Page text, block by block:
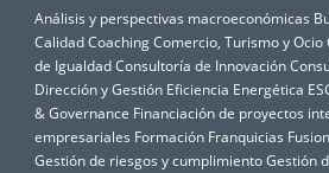
Análisis y perspectivas macroeconómicas
CalidadCoachingComercio, Turismo y Ocio
de IgualdadConsultoría de Innovación
Dirección y Gestión Eficiencia Energética
& Governance Financiación de proyectos
empresariales Formación Franquicias
Gestión de riesgos y cumplimientoGestión